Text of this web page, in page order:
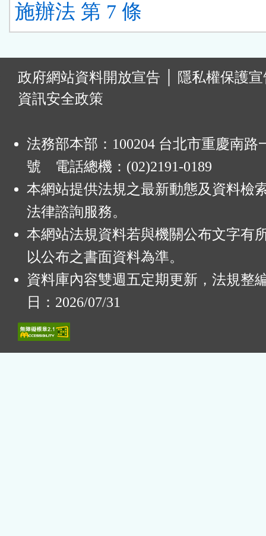
施辦法 第 7 條
政府網站資料開放宣告
隱私權保護
資訊安全政策
法務部本部：100204 台北市重慶南路
號 電話總機：(02)2191-0189
本網站提供法規之最新動態及資料檢
法律諮詢服務。
本網站法規資料若與機關公布文字有
以公布之書面資料為準。
資料庫內容雙週五定期更新，法規整
日：2026/07/31